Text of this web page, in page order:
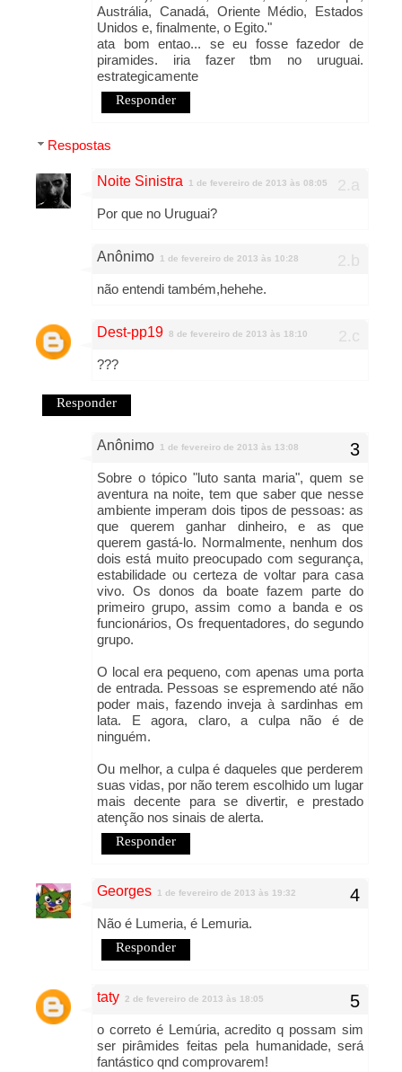
Austrália, Canadá, Oriente Médio, Estados
Unidos e, finalmente, o Egito."
ata bom entao... se eu fosse fazedor de
piramides. iria fazer tbm no uruguai.
estrategicamente
Responder
Respostas
Noite Sinistra 1 de fevereiro de 2013 às 08:05
Por que no Uruguai?
Anônimo 1 de fevereiro de 2013 às 10:28
não entendi também,hehehe.
Dest-pp19 8 de fevereiro de 2013 às 18:10
???
Responder
Anônimo 1 de fevereiro de 2013 às 13:08
Sobre o tópico "luto santa maria", quem se
aventura na noite, tem que saber que nesse
ambiente imperam dois tipos de pessoas: as
que querem ganhar dinheiro, e as que
querem gastá-lo. Normalmente, nenhum dos
dois está muito preocupado com segurança,
estabilidade ou certeza de voltar para casa
vivo. Os donos da boate fazem parte do
primeiro grupo, assim como a banda e os
funcionários, Os frequentadores, do segundo
grupo.
O local era pequeno, com apenas uma porta
de entrada. Pessoas se espremendo até não
poder mais, fazendo inveja à sardinhas em
lata. E agora, claro, a culpa não é de
ninguém.
Ou melhor, a culpa é daqueles que perderem
suas vidas, por não terem escolhido um lugar
mais decente para se divertir, e prestado
atenção nos sinais de alerta.
Responder
Georges 1 de fevereiro de 2013 às 19:32
Não é Lumeria, é Lemuria.
Responder
taty 2 de fevereiro de 2013 às 18:05
o correto é Lemúria, acredito q possam sim
ser pirâmides feitas pela humanidade, será
fantástico qnd comprovarem!